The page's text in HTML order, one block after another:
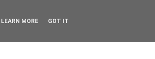
LEARN MORE GOT IT